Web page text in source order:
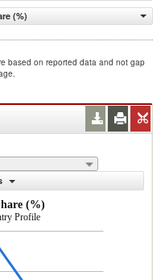
(%)
based on reported data and not gap
(%)
Profile